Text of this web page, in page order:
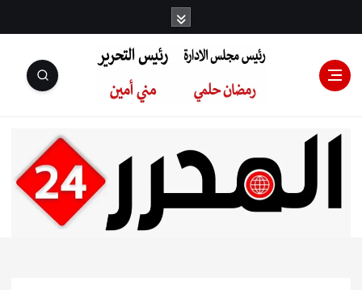
رئيس مجلس
الإدارة: رمضان